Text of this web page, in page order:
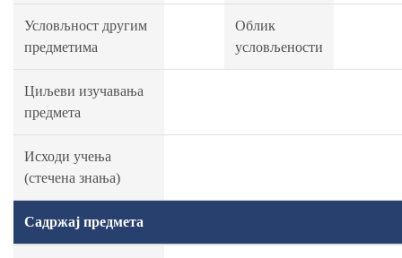
Условљност другим
предметима
Облик
условљености
Циљеви изучавања
предмета
Исходи учења
(стечена знања)
Садржај предмета